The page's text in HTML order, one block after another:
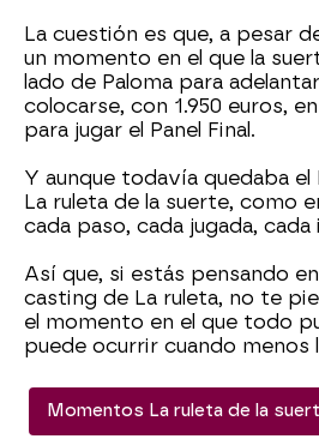
La cuestión es que, a pesar
un momento en el que la
lado de Paloma para
colocarse, con 1.950 euros,
para jugar el Panel Final.
Y aunque todavía quedaba el
La ruleta de la suerte, como
cada paso, cada jugada,
Así que, si estás pensando
casting de La ruleta, no te
el momento en el que todo
puede ocurrir cuando menos
Momentos La ruleta de la